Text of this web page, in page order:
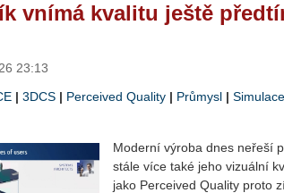
vnímá kvalitu ještě
23:13
| 3DCS | Perceived Quality | Průmysl | Simulace
Mo­der­ní vý­ro­ba dnes ne­ře­ší
stále více také jeho vi­zu­ál­ní
jako Per­ce­i­ved Qua­li­ty proto